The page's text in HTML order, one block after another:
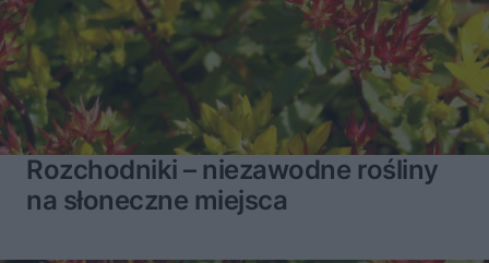
Rozchodniki – niezawodne rośliny
na słoneczne miejsca